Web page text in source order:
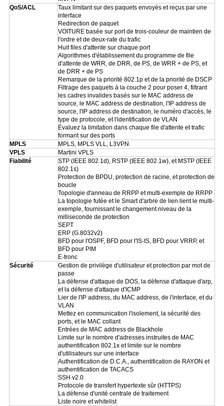
QoS/ACL
Taux limitant sur des paquets envoyés et reçus par une
interface
Redirection de paquet
VOITURE basée sur port de trois-couleur de maintien de
l'ordre et de deux-rate du trafic
Huit files d'attente sur chaque port
Algorithmes d'établissement du programme de file
d'attente de WRR, de DRR, de PS, de WRR + de PS, et
de DRR + de PS
Remarque de la priorité 802.1p et de la priorité de DSCP
Filtrage des paquets à la couche 2 pour poser 4, filtrant
les cadres invalides basés sur le MAC address de
source, le MAC address de destination, l'IP address de
source, l'IP address de destination, le numéro d'accès, le
type de protocole, et l'identification de VLAN
Évaluez la limitation dans chaque file d'attente et trafic
formant sur des ports
MPLS
MPLS, MPLS VLL, L3VPN
VPLS
Martini VPLS
Fiabilité
STP (IEEE 802.1d), RSTP (IEEE 802.1w), et MSTP (IEEE
802.1s)
Protection de BPDU, protection de racine, et protection de
boucle
Topologie d'anneau de RRPP et multi-exemple de RRPP
La topologie futée et le Smart d'arbre de lien lient le multi-
exemple, fournissant le changement niveau de la
milliseconde de protection
SEPT
ERP (G.8032v2)
BFD pour l'OSPF, BFD pour l'IS-IS, BFD pour VRRP, et
BFD pour PIM
E-tronc
Sécurité
Gestion de privilège d'utilisateur et protection par mot de
passe
La défense d'attaque de DOS, la défense d'attaque d'arp,
et la défense d'attaque d'ICMP
Lier de l'IP address, du MAC address, de l'interface, et du
VLAN
Mettez en communication l'isolement, la sécurité des
ports, et le MAC collant
Entrées de MAC address de Blackhole
Limite sur le nombre d'adresses instruites de MAC
authentification 802.1x et limite sur le nombre
d'utilisateurs sur une interface
Authentification de D.C.A., authentification de RAYON et
authentification de TACACS
SSH v2.0
Protocole de transfert hypertexte sûr (HTTPS)
La défense d'unité centrale de traitement
Liste noire et whitelist